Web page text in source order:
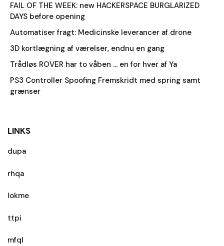
FAIL OF THE WEEK: new HACKERSPACE BURGLARIZED
DAYS before opening
Automatiser fragt: Medicinske leverancer af drone
3D kortlægning af værelser, endnu en gang
Trådløs ROVER har to våben … en for hver af Ya
PS3 Controller Spoofing Fremskridt med spring samt
grænser
LINKS
dupa
rhqa
lokme
ttpi
mfql